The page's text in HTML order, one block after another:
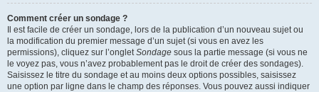
Comment créer un sondage ?
Il est facile de créer un sondage, lors de la publication d’un nouveau sujet ou
la modification du premier message d’un sujet (si vous en avez les
permissions), cliquez sur l’ongletSondage sous la partie message (si vous ne
le voyez pas, vous n’avez probablement pas le droit de créer des sondages).
Saisissez le titre du sondage et au moins deux options possibles, saisissez
une option par ligne dans le champ des réponses. Vous pouvez aussi indiquer